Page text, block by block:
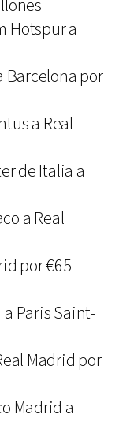
Hotspur a
Barcelona por
a Real
de Italia a
a Real
por €65
Paris Saint-
Madrid por
Madrid a